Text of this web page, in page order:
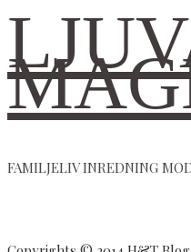
FAMILJELIV INREDNING